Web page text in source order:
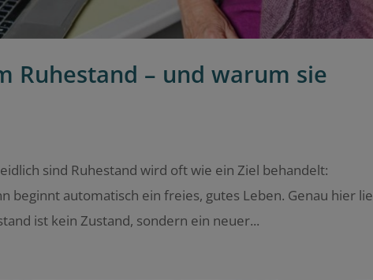
Ruhestand – und warum sie
sind Ruhestand wird oft wie ein Ziel behandelt:
beginnt automatisch ein freies, gutes Leben. Genau hier
ist kein Zustand, sondern ein neuer...